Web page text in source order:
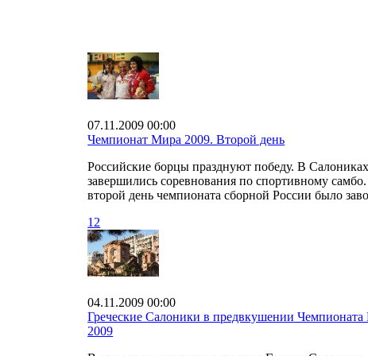
07.11.2009 00:00
Чемпионат Мира 2009. Второй день
Российские борцы празднуют победу. В Салониках
завершились соревнования по спортивному
второй день чемпионата сборной России было
12
04.11.2009 00:00
Греческие Салоники в предвкушении
2009